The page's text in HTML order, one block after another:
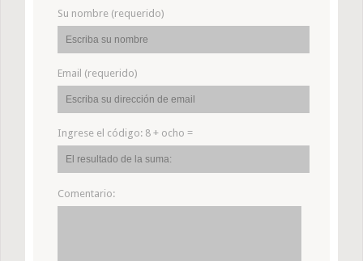
Su nombre (requerido)
Email (requerido)
Ingrese el código: 8 + ocho =
Comentario: